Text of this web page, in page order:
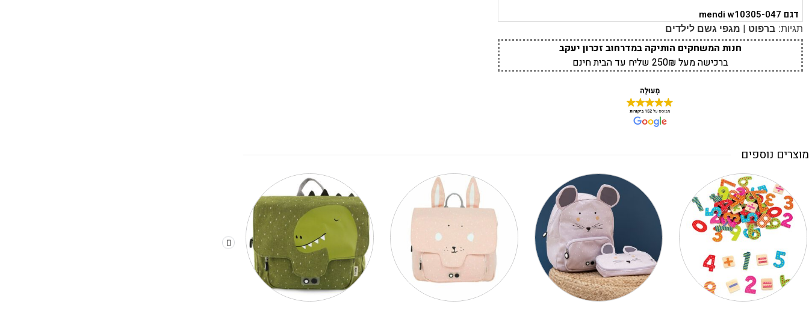
דגם mendi w10305-047
תגיות: ברפוט | מגפי גשם לילדים
חנות המשחקים הותיקה במדרחוב זכרון יעקב
ברכישה מעל 250₪ שליח עד הבית חינם
מוצרים נוספים